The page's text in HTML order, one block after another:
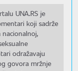
UNA.RS je
koji sadrže
odražavaju
govora mržnje